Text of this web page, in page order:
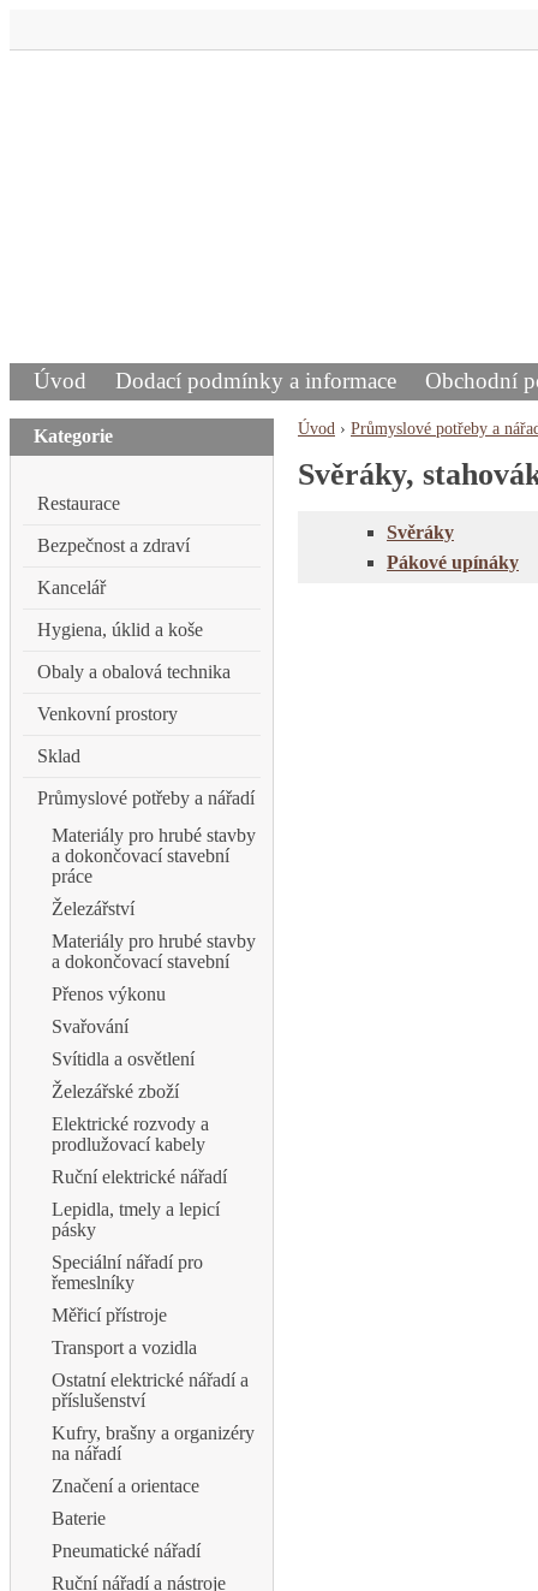
Úvod Dodací podmínky a informace Obchodní
Úvod › Průmyslové potřeby a
Svěráky,
Svěráky
Pákové upínáky
Kategorie
Restaurace
Bezpečnost a zdraví
Kancelář
Hygiena, úklid a koše
Obaly a obalová technika
Venkovní prostory
Sklad
Průmyslové potřeby a nářadí
Materiály pro hrubé stavby
a dokončovací stavební
práce
Železářství
Materiály pro hrubé stavby
a dokončovací stavební
Přenos výkonu
Svařování
Svítidla a osvětlení
Železářské zboží
Elektrické rozvody a
prodlužovací kabely
Ruční elektrické nářadí
Lepidla, tmely a lepicí
pásky
Speciální nářadí pro
řemeslníky
Měřicí přístroje
Transport a vozidla
Ostatní elektrické nářadí a
příslušenství
Kufry, brašny a organizéry
na nářadí
Značení a orientace
Baterie
Pneumatické nářadí
Ruční nářadí a nástroje